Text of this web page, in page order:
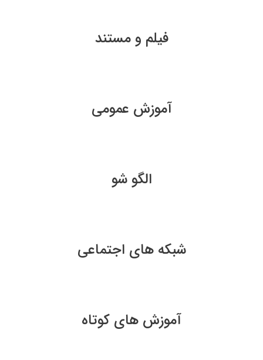
فیلم و مستند
آموزش عمومی
الگو شو
شبکه های اجتماعی
آموزش های کوتاه